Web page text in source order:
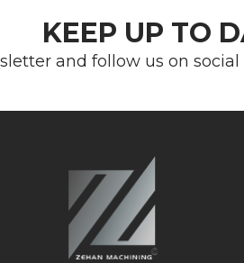
KEEP UP TO
and follow us on social